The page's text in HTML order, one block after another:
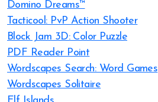
Domino Dreams™
Tacticool: PvP Action Shooter
Block Jam 3D: Color Puzzle
PDF Reader Point
Wordscapes Search: Word Games
Wordscapes Solitaire